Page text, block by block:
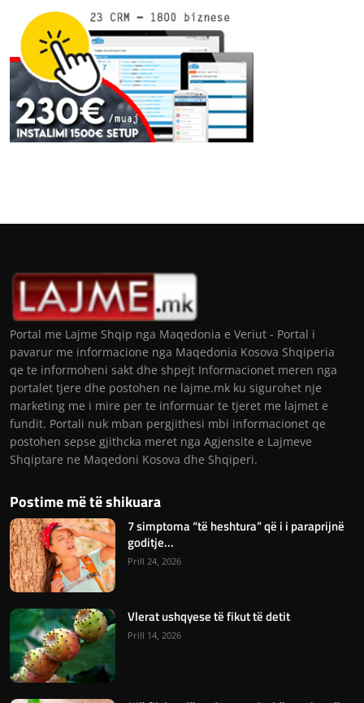
Portal me Lajme Shqip nga Maqedonia e Veriut - Portal i
pavarur me informacione nga Maqedonia Kosova Shqiperia
qe te informoheni sakt dhe shpejt Informacionet meren nga
portalet tjere dhe postohen ne lajme.mk ku sigurohet nje
marketing me i mire per te informuar te tjeret me lajmet e
fundit. Portali nuk mban pergjithesi mbi informacionet qe
postohen sepse gjithcka meret nga Agjensite e Lajmeve
Shqiptare ne Maqedoni Kosova dhe Shqiperi.
Postime më të shikuara
7 simptoma “të heshtura” që i i paraprijnë
goditje...
Prill 24, 2026
Vlerat ushqyese të fikut të detit
Prill 14, 2026